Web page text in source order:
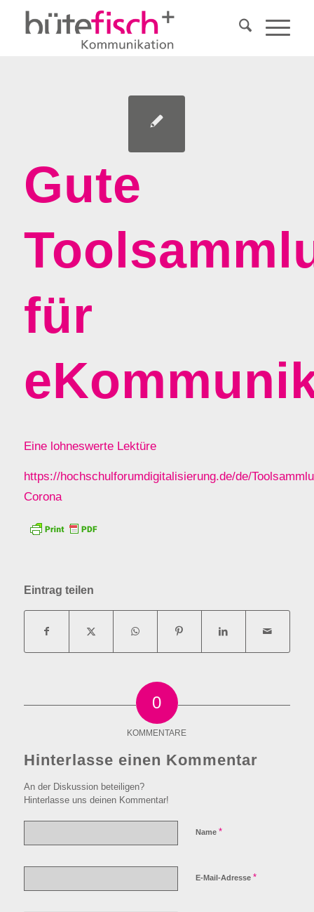
Gute
für
Eine lohneswerte Lektüre
https://hochschulforumdigitalisierung.de/de/
Corona
Eintrag teilen
0
KOMMENTARE
Hinterlasse einen Kommentar
An der Diskussion beteiligen?
Hinterlasse uns deinen Kommentar!
Name *
E-Mail-Adresse *